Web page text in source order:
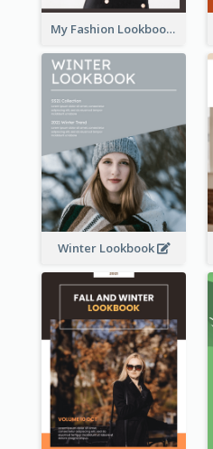
My Fashion Lookbook
Winter Lookbook